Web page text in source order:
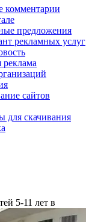
комментарии
предложения
рекламных услуг
реклама
сайтов
для скачивания
5-11 лет в